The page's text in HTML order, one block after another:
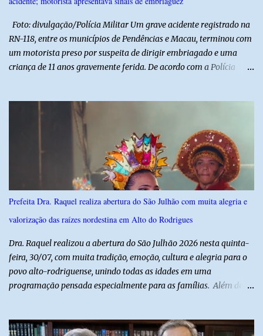
valorização das tradições, unindo grandes atrações musicais e
Foto: divulgação/Polícia Militar Um grave acidente registrado na
RN-118, entre os municípios de Pendências e Macau, terminou com
um motorista preso por suspeita de dirigir embriagado e uma
criança de 11 anos gravemente ferida. De acordo com a Polícia
autuado em flagrante. O exame pericial para confirmar a
concentração de álcool no organismo ainda está em andamento. A
vítima é um menino de 11 anos, que sofreu ferimentos graves no
acidente. Após os primeiros atendimentos, ele foi entubado e
transferido pelo helicóptero Potiguar 02 para o Hospital
Monsenhor Walfredo Gurgel, em Natal, onde permanece internado
sob cuidados médicos especializados. Segundo informações da
Polícia Militar, a criança é filha de um policial militar. PM reforça
alerta sobre álcool e direção Em nota, a Polícia Militar manifestou
Prefeita Dra. Raquel realiza abertura do São Julhão com muita alegria e
valorização das raízes nordestina em Alto do Rodrigues
Dra. Raquel realizou a abertura do São Julhão 2026 nesta quinta-
feira, 30/07, com muita tradição, emoção, cultura e alegria para o
povo alto-rodriguense, unindo todas as idades em uma
programação pensada especialmente para as famílias. Além de
mostrando o cuidado com o desenvolvimento do alto-rodriguense.